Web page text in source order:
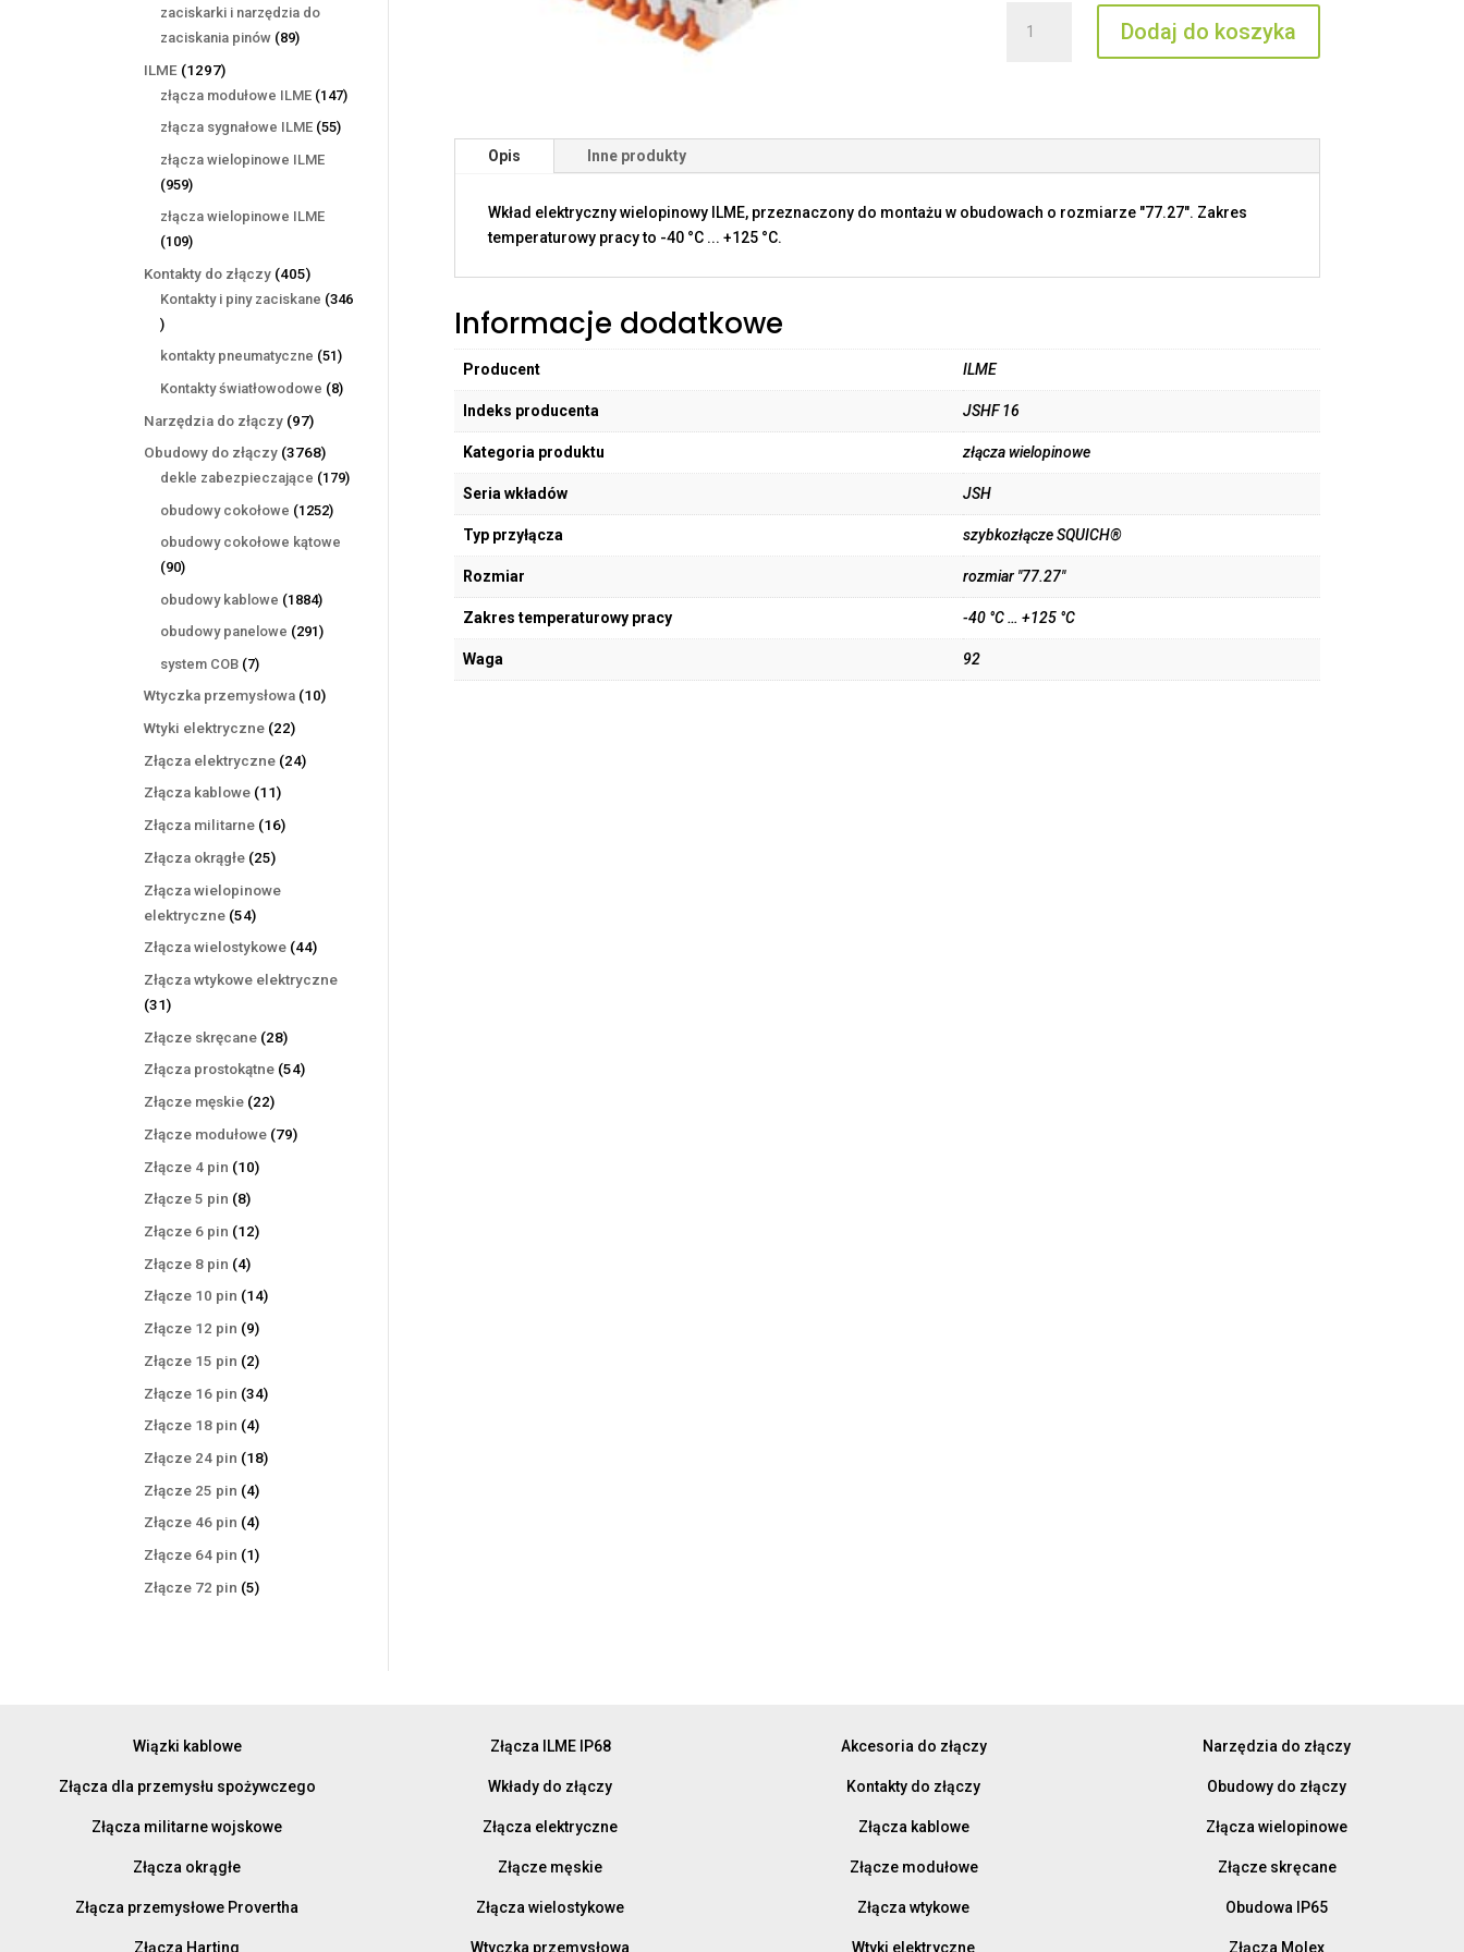
produktów
zaciskarki i narzędzia do
zaciskania pinów 8989
ILME 12971297
produktów
złącza modułowe ILME 147147
złącza sygnałowe ILME 5555
złącza wielopinowe ILME
959959
produktów
złącza wielopinowe ILME
109109
produktów
Kontakty do złączy 405405
produktów
Kontakty i piny zaciskane 346
346
produktów
kontakty pneumatyczne 5151
produktów
Kontakty światłowodowe 88
Narzędzia do złączy 9797
produktów
Obudowy do złączy 37683768
produktów
dekle zabezpieczające 179179
obudowy cokołowe 12521252
obudowy cokołowe kątowe
9090
produktów
obudowy kablowe 18841884
produkty
obudowy panelowe 291291
system COB 77
produktów
Wtyczka przemysłowa 1010
Wtyki elektryczne 2222
produkty
Złącza elektryczne 2424
Złącza kablowe 1111
produktów
Złącza militarne 1616
Złącza okrągłe 2525
Złącza wielopinowe
elektryczne 5454
produkty
Złącza wielostykowe 4444
Złącza wtykowe elektryczne
3131
produktów
Złącze skręcane 2828
produktów
Złącza prostokątne 5454
Złącze męskie 2222
produkty
Złącze modułowe 7979
Złącze 4 pin 1010
Złącze 5 pin 88
produktów
Złącze 6 pin 1212
Złącze 8 pin 44
produkty
Złącze 10 pin 1414
Złącze 12 pin 99
produktów
Złącze 15 pin 22
produkty
Złącze 16 pin 3434
Złącze 18 pin 44
produkty
Złącze 24 pin 1818
Złącze 25 pin 44
produkty
Złącze 46 pin 44
produkty
Złącze 64 pin 11
produkt
Złącze 72 pin 55
JSHF
Dodaj do koszyka
Opis Inne produkty
Wkład elektryczny wielopinowy ILME, przeznaczony do montażu w obudowach o rozmiarze "77.27". Zakres
temperaturowy pracy to -40 °C ... +125 °C.
Informacje dodatkowe
Producent ILME
Indeks producenta JSHF 16
Kategoria produktu złącza wielopinowe
Seria wkładów JSH
Typ przyłącza szybkozłącze SQUICH®
Rozmiar rozmiar "77.27"
Zakres temperaturowy pracy -40 °C … +125 °C
Waga 92
Wiązki kablowe
Złącza dla przemysłu spożywczego
Złącza militarne wojskowe
Złącza okrągłe
Złącza przemysłowe Provertha
Złącza Harting
Złącza ILME IP68
Wkłady do złączy
Złącza elektryczne
Złącze męskie
Złącza wielostykowe
Wtyczka przemysłowa
Akcesoria do złączy
Kontakty do złączy
Złącza kablowe
Złącze modułowe
Złącza wtykowe
Wtyki elektryczne
Narzędzia do złączy
Obudowy do złączy
Złącza wielopinowe
Złącze skręcane
Obudowa IP65
Złącza Molex